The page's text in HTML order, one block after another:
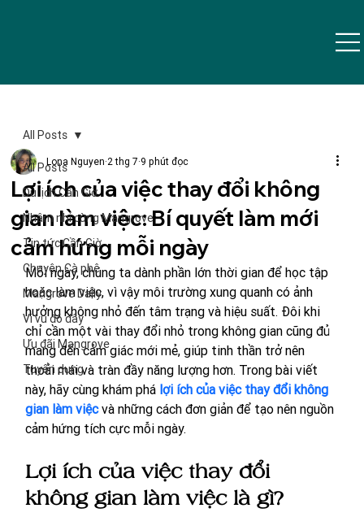
All Posts
Du lịch Cần Giờ
Nhâm nhi cùng Mangrove
Tin tức Cần Giờ
Chuyện Cà phê
Mangrove Daily
Vi vu đó đây
Ưu đãi Mangrove
Tuyển dụng
All Posts
Lợi ích của việc thay đổi không
gian làm việc: Bí quyết làm mới
cảm hứng mỗi ngày
Lona Nguyen 2 thg 7 9 phút đọc
Mỗi ngày, chúng ta dành phần lớn thời gian để học tập
hoặc làm việc, vì vậy môi trường xung quanh có ảnh
hưởng không nhỏ đến tâm trạng và hiệu suất. Đôi khi
chỉ cần một vài thay đổi nhỏ trong không gian cũng đủ
mang đến cảm giác mới mẻ, giúp tinh thần trở nên
thoải mái và tràn đầy năng lượng hơn. Trong bài viết
này, hãy cùng khám phá lợi ích của việc thay đổi không
gian làm việc và những cách đơn giản để tạo nên nguồn
cảm hứng tích cực mỗi ngày.
Lợi ích của việc thay đổi
không gian làm việc là gì?